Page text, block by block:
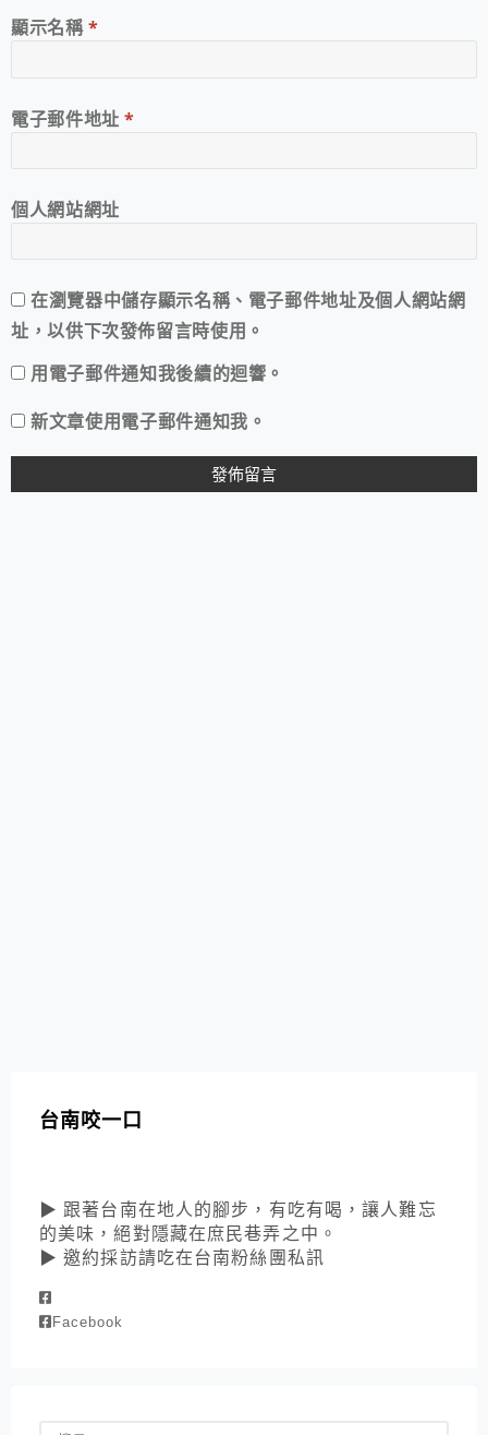
顯示名稱*
電子郵件地址*
個人網站網址
在瀏覽器中儲存顯示名稱、電子郵件地址及個人網站網
址，以供下次發佈留言時使用。
用電子郵件通知我後續的迴響。
新文章使用電子郵件通知我。
台南咬一口
▶ 跟著台南在地人的腳步，有吃有喝，讓人難忘
的美味，絕對隱藏在庶民巷弄之中。
▶ 邀約採訪請吃在台南粉絲團私訊
Facebook